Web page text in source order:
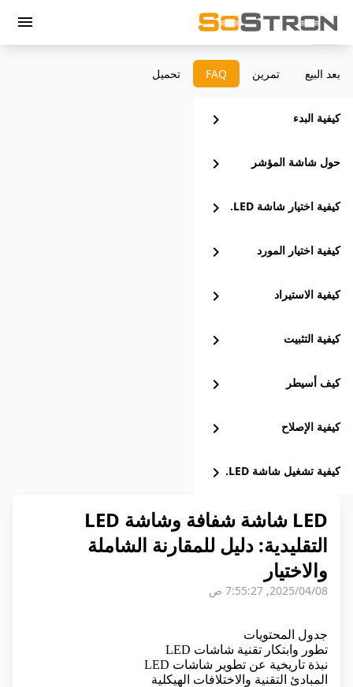
menu
بعد البيع تمرين ‫FAQ تحميل
كيفية البدء chevron_right
حول شاشة المؤشر chevron_right
كيفية اختيار شاشة LED. chevron_right
كيفية اختيار المورد chevron_right
كيفية الاستيراد chevron_right
كيفية التثبيت chevron_right
كيف أسيطر chevron_right
كيفية الإصلاح chevron_right
كيفية تشغيل شاشة LED. chevron_right
LED شاشة شفافة وشاشة LED
التقليدية: دليل للمقارنة الشاملة
والاختيار
08‏/04‏/2025, 7:55:27 ص
جدول المحتويات
تطور وابتكار تقنية شاشات LED
نبذة تاريخية عن تطوير شاشات LED
المبادئ التقنية والاختلافات الهيكلية